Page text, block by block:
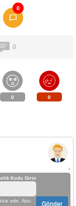
0
0
0 0
Kodu Girin
edin. Aksi
Gönder